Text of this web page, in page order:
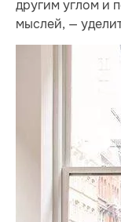
другим углом и
мыслей, —